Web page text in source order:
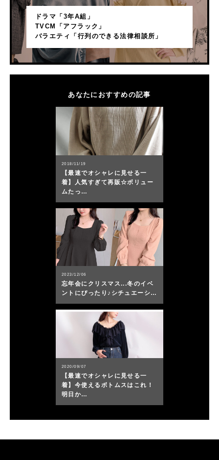
ドラマ「3年A組」
TVCM「アフラック」
バラエティ「行列のできる法律相談所」
あなたにおすすめの記事
2018/11/19
【最速でオシャレに見せる一
着】人気すぎて再販☆ボリュー
ムたっ…
2023/12/06
忘年会にクリスマス...冬のイベ
ントにぴったり♪シチュエーシ…
2020/09/07
【最速でオシャレに見せる一
着】今使えるボトムスはこれ！
明日か…